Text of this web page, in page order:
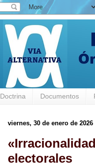
Doctrina Documentos
viernes, 30 de enero de 2026
electorales